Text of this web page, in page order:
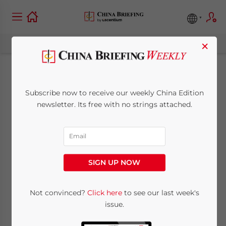
L’intelligenza
artificiale in Cina:
Normativa,
opportunità, e sfide
per gli investitori
Posted byChina Briefing
×
Subscribe now to receive our weekly China Edition
newsletter. Its free with no strings attached.
SIGN UP NOW
Not convinced? Click hereto see our last week's
issue.